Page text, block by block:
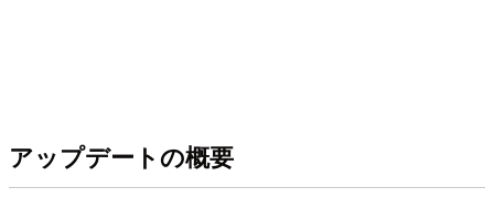
アップデートの概要